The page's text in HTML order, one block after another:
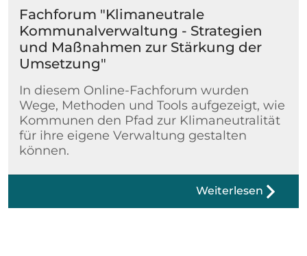
Fachforum "Klimaneutrale
Kommunalverwaltung - Strategien
und Maßnahmen zur Stärkung der
Umsetzung"
In diesem Online-Fachforum wurden
Wege, Methoden und Tools aufgezeigt, wie
Kommunen den Pfad zur Klimaneutralität
für ihre eigene Verwaltung gestalten
können.
Weiterlesen
Ende